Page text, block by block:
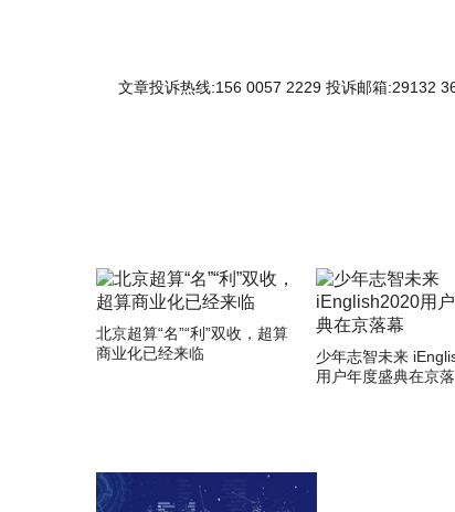
文章投诉热线:156 0057 2229 投诉邮箱:29132
北京超算“名”“利”双收，超算
商业化已经来临
少年志智未来
用户年度盛典在京